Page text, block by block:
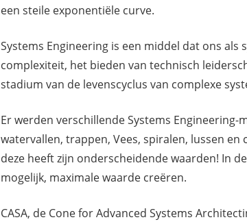
een steile exponentiële curve.
Systems Engineering is een middel dat ons
complexiteit, het bieden van technisch
stadium van de levenscyclus van complexe
Er werden verschillende Systems
watervallen, trappen, Vees, spiralen, lussen en
deze heeft zijn onderscheidende waarden! In
mogelijk, maximale waarde creëren.
CASA, de Cone for Advanced Systems